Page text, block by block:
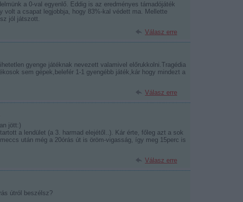
a 0-val egyenlő. Eddig is az eredményes támadójáték
volt a csapat legjobbja, hogy 83%-kal védett ma. Mellette
jól játszott.
Válasz erre
gyenge játéknak nevezett valamivel előrukkolni.Tragédia
sem gépek,belefér 1-1 gyengébb játék,kár hogy mindezt a
Válasz erre
jött:)
a lendület (a 3. harmad elejétől..). Kár érte, főleg azt a sok
után még a 20órás út is öröm-vigasság, így meg 15perc is
Válasz erre
útról beszélsz?